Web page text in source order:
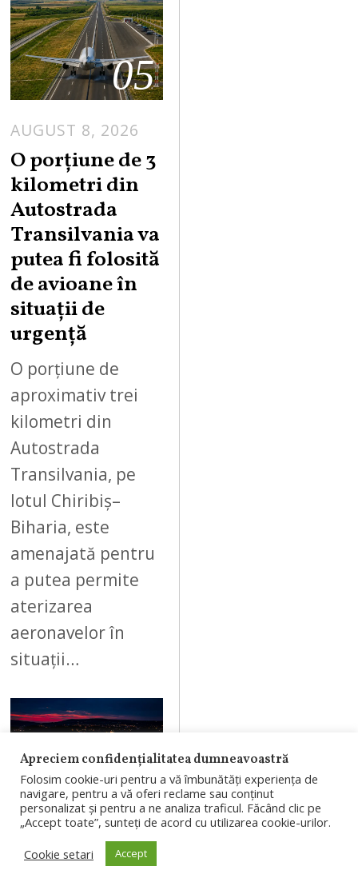
05
AUGUST 8, 2026
U
G
T
8
O porțiune de 3
kilometri din
Autostrada
Transilvania va
putea fi folosită
de avioane în
situații de
urgență
O porțiune de
aproximativ trei
kilometri din
Autostrada
Transilvania, pe
lotul Chiribiș–
Biharia, este
amenajată pentru
a putea permite
aterizarea
aeronavelor în
situații…
06
AUGUST 8, 2026
PESTE 130.000
Apreciem confidențialitatea dumneavoastră
Folosim cookie-uri pentru a vă îmbunătăți experiența de
navigare, pentru a vă oferi reclame sau conținut
personalizat și pentru a ne analiza traficul. Făcând clic pe
„Accept toate”, sunteți de acord cu utilizarea cookie-urilor.
Cookie setari
Accept